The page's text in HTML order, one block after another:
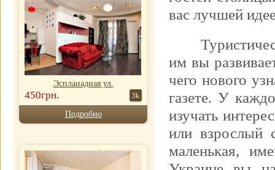
Эспланадная ул.
450грн. 3k
Подробно
вас лучшей
им вы
чего нового
газете. У
изучать
или взрослый
маленькая,